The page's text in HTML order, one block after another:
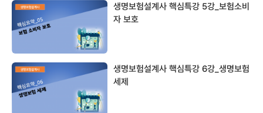
생명보험설계사 핵심특강 5강_보험소비
자 보호
생명보험설계사 핵심특강 6강_생명보험
세제